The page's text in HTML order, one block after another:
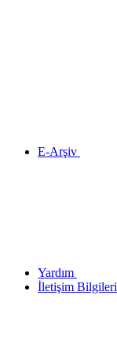
E-Arşiv
Yardım
İletişim Bilgileri